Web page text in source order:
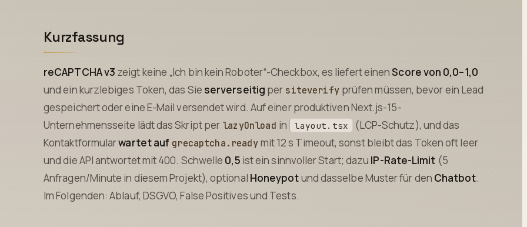
Kurzfassung
reCAPTCHA v3 zeigt keine „Ich bin kein Roboter“-Checkbox, es liefert einenScore von 0,0–1,0
und ein kurzlebiges Token, das Sie serverseitig per siteverify prüfen müssen, bevor ein Lead
gespeichert oder eine E-Mail versendet wird. Auf einer produktiven Next.js-15-
Unternehmensseite lädt das Skript per lazyOnload in layout.tsx
(LCP-Schutz), und das
Kontaktformularwartet auf grecaptcha.ready mit 12 s Timeout, sonst bleibt das Token oft leer
und die API antwortet mit 400. Schwelle 0,5 ist ein sinnvoller Start; dazu IP-Rate-Limit (5
Anfragen/Minute in diesem Projekt), optional Honeypotund dasselbe Muster für den Chatbot.
Im Folgenden: Ablauf, DSGVO, False Positives und Tests.